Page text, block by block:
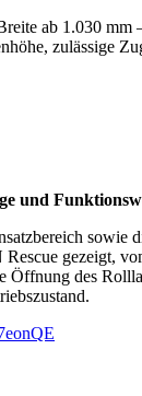
ab 1.030 mm
zulässige
und
sowie
gezeigt,
Öffnung des